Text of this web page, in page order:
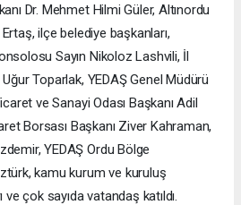
Dr. Mehmet Hilmi Güler, Altınordu
ilçe belediye başkanları,
Sayın Nikoloz Lashvili, İl
Toparlak, YEDAŞ Genel Müdürü
ve Sanayi Odası Başkanı Adil
Borsası Başkanı Ziver Kahraman,
YEDAŞ Ordu Bölge
kamu kurum ve kuruluş
çok sayıda vatandaş katıldı.